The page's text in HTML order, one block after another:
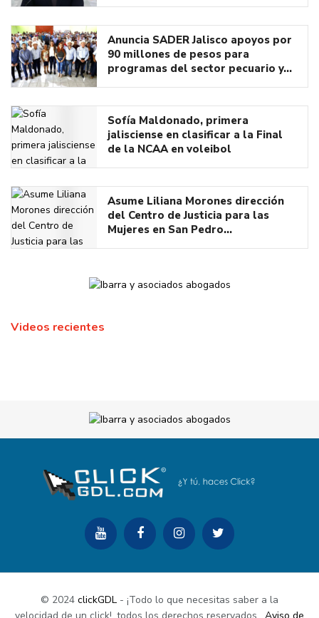
Anuncia SADER Jalisco apoyos por
90 millones de pesos para
programas del sector pecuario y…
Sofía Maldonado, primera
jalisciense en clasificar a la Final
de la NCAA en voleibol
Asume Liliana Morones dirección
del Centro de Justicia para las
Mujeres en San Pedro…
Videos recientes
© 2024 clickGDL - ¡Todo lo que necesitas saber a la